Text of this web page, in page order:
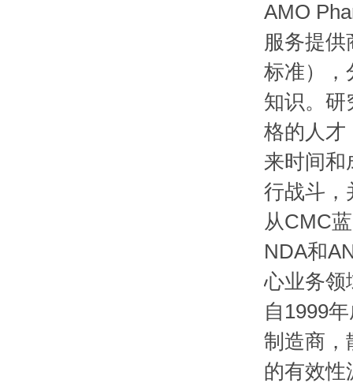
AMO
服务提
标准），
知识。研
格的人才
来时间和
行战斗，
从CMC
NDA和
心业务领
自1999
制造商，
的有效性